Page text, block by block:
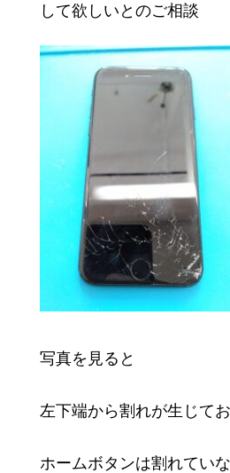
して欲しいとのご相談
写真を見ると
左下端から割れが生じて
ホームボタンは割れてい